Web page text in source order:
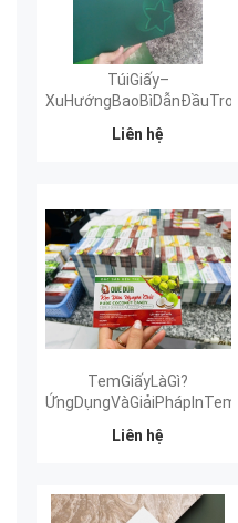
TúiGiấy–
Liên hệ
TemGiấyLàGì?
Liên hệ